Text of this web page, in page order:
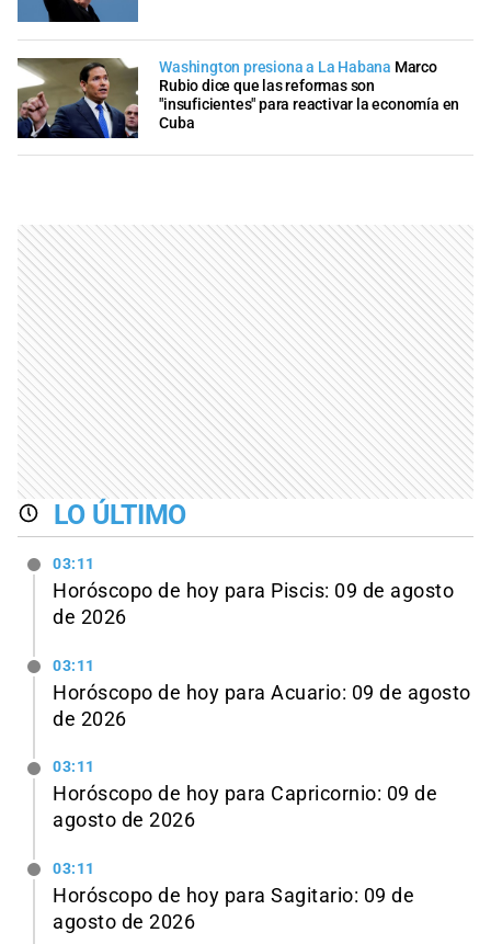
Washington presiona a La Habana Marco
Rubio dice que las reformas son
"insuficientes" para reactivar la economía en
Cuba
LO ÚLTIMO
03:11
Horóscopo de hoy para Piscis: 09 de agosto
de 2026
03:11
Horóscopo de hoy para Acuario: 09 de agosto
de 2026
03:11
Horóscopo de hoy para Capricornio: 09 de
agosto de 2026
03:11
Horóscopo de hoy para Sagitario: 09 de
agosto de 2026